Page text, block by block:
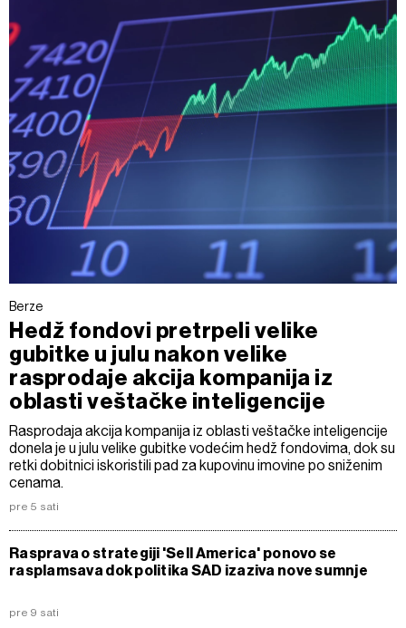
Berze
Hedž fondovi pretrpeli velike
gubitke u julu nakon velike
rasprodaje akcija kompanija iz
oblasti veštačke inteligencije
Rasprodaja akcija kompanija iz oblasti veštačke inteligencije
donela je u julu velike gubitke vodećim hedž fondovima, dok su
retki dobitnici iskoristili pad za kupovinu imovine po sniženim
cenama.
pre 5 sati
Rasprava o strategiji 'Sell America' ponovo se
rasplamsava dok politika SAD izaziva nove sumnje
pre 9 sati